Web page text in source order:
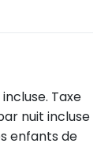
Taxe
nuit incluse
enfants de